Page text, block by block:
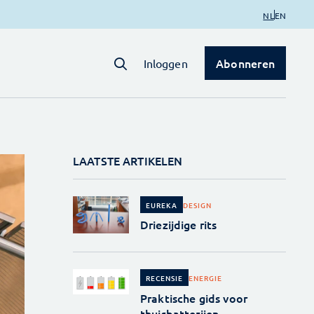
NL EN
Inloggen Abonneren
LAATSTE ARTIKELEN
EUREKA DESIGN
Driezijdige rits
RECENSIE ENERGIE
Praktische gids voor